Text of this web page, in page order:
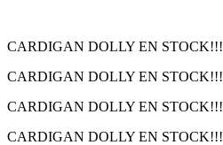
CARDIGAN DOLLY EN STOCK!!!
CARDIGAN DOLLY EN STOCK!!!
CARDIGAN DOLLY EN STOCK!!!
CARDIGAN DOLLY EN STOCK!!!